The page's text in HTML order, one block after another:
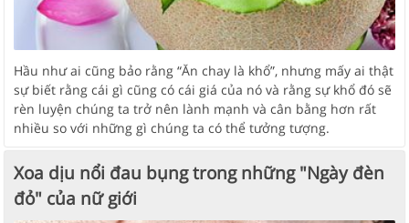
Hầu như ai cũng bảo rằng “Ăn chay là khổ”, nhưng mấy ai thật
sự biết rằng cái gì cũng có cái giá của nó và rằng sự khổ đó sẽ
rèn luyện chúng ta trở nên lành mạnh và cân bằng hơn rất
nhiều so với những gì chúng ta có thể tưởng tượng.
Xoa dịu nổi đau bụng trong những "Ngày đèn
đỏ" của nữ giới